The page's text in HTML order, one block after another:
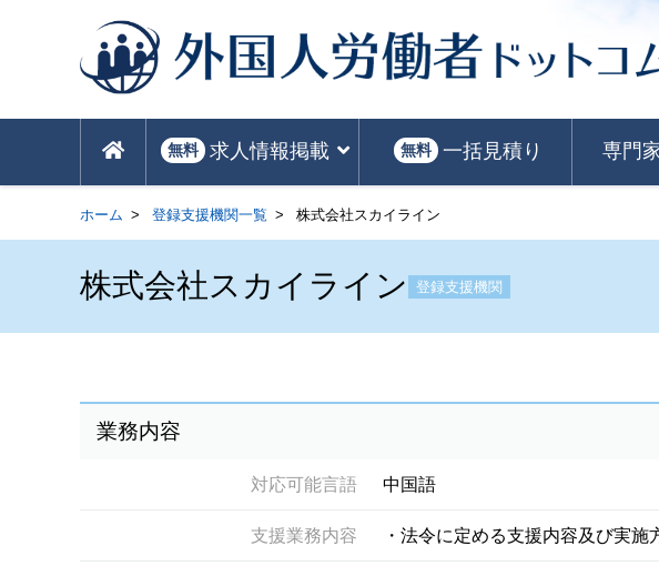
無料 求人情報掲載 無料 一括見積り 専門
ホーム 登録支援機関一覧 株式会社スカイライン
株式会社スカイライン 登録支援機関
業務内容
対応可能言語 中国語
支援業務内容 ・法令に定める支援内容及び実施